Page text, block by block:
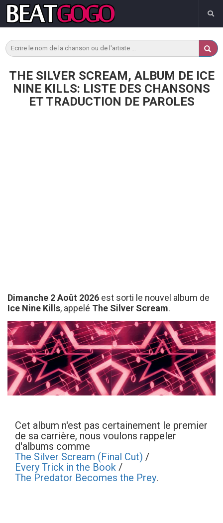
THE SILVER SCREAM, ALBUM DE ICE
NINE KILLS: LISTE DES CHANSONS
ET TRADUCTION DE PAROLES
Dimanche 2 Août 2026 est sorti le nouvel album de
Ice Nine Kills, appelé The Silver Scream.
Cet album n'est pas certainement le premier
de sa carrière, nous voulons rappeler
d'albums comme
The Silver Scream (Final Cut) /
Every Trick in the Book /
The Predator Becomes the Prey.